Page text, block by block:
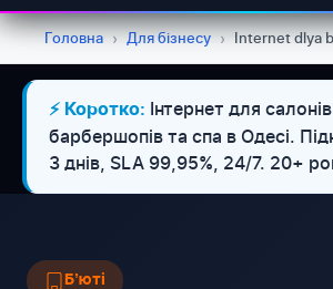
Головна › Для бізнесу › Internet dlya
⚡ Коротко: Інтернет для
барбершопів та спа в Одесі.
3 днів, SLA 99,95%, 24/7. 20+
Бʼюті
WESTELECOM